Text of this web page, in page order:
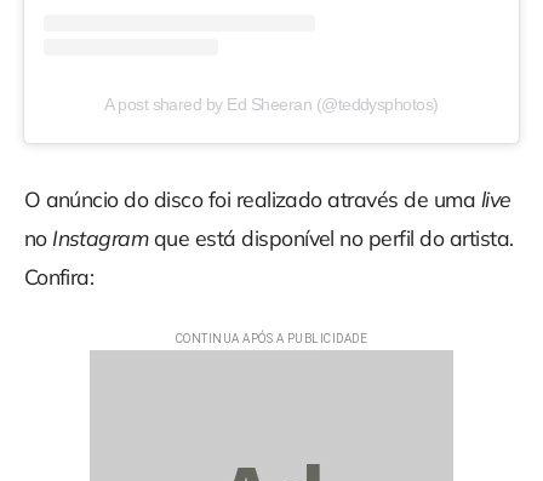
A post shared by Ed Sheeran (@teddysphotos)
O anúncio do disco foi realizado através de uma live
no Instagramque está disponível no perfil do artista.
Confira: